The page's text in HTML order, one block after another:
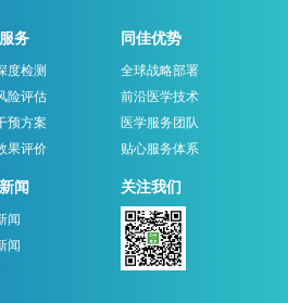
务
度检测
险评估
预方案
果评价
同佳优势
全球战略部署
前沿医学技术
医学服务团队
贴心服务体系
闻
闻
闻
关注我们